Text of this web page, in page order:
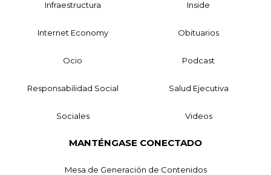
Infraestructura Inside
Internet Economy Obituarios
Ocio Podcast
Responsabilidad Social Salud Ejecutiva
Sociales Videos
MANTÉNGASE CONECTADO
Mesa de Generación de Contenidos